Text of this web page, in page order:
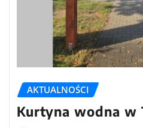
AKTUALNOŚCI
Kurtyna wodna w